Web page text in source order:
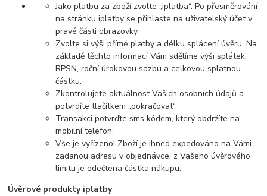
Jako platbu za zboží zvolte „iplatba“. Po přesměrování
na stránku iplatby se přihlaste na uživatelský účet v
pravé části obrazovky.
Zvolte si výši přímé platby a délku splácení úvěru. Na
základě těchto informací Vám sdělíme výši splátek,
RPSN, roční úrokovou sazbu a celkovou splatnou
částku.
Zkontrolujete aktuálnost Vašich osobních údajů a
potvrdíte tlačítkem „pokračovat“.
Transakci potvrďte sms kódem, který obdržíte na
mobilní telefon.
Vše je vyřízeno! Zboží je ihned expedováno na Vámi
zadanou adresu v objednávce, z Vašeho úvěrového
limitu je odečtena částka nákupu.
Úvěrové produkty iplatby